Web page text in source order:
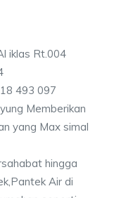
iklas Rt.004
493 097
Memberikan
yang Max simal
hingga
Air di